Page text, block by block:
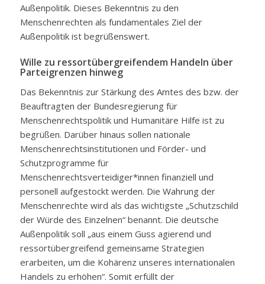
Außenpolitik. Dieses Bekenntnis zu den
Menschenrechten als fundamentales Ziel der
Außenpolitik ist begrüßenswert.
Wille zu ressortübergreifendem Handeln über
Parteigrenzen hinweg
Das Bekenntnis zur Stärkung des Amtes des bzw. der
Beauftragten der Bundesregierung für
Menschenrechtspolitik und Humanitäre Hilfe ist zu
begrüßen. Darüber hinaus sollen nationale
Menschenrechtsinstitutionen und Förder- und
Schutzprogramme für
Menschenrechtsverteidiger*innen finanziell und
personell aufgestockt werden. Die Wahrung der
Menschenrechte wird als das wichtigste „Schutzschild
der Würde des Einzelnen“ benannt. Die deutsche
Außenpolitik soll „aus einem Guss agierend und
ressortübergreifend gemeinsame Strategien
erarbeiten, um die Kohärenz unseres internationalen
Handels zu erhöhen“. Somit erfüllt der